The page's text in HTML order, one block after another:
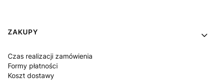
Linki w stopce
ZAKUPY
Czas realizacji zamówienia
Formy płatności
Koszt dostawy